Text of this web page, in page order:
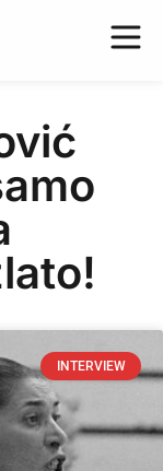
INTERVIEW